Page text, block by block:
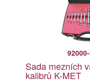
Sada mezních
kalibrů K-MET